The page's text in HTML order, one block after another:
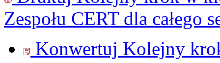
Zespołu CERT dla całego
Konwertuj Kolejny